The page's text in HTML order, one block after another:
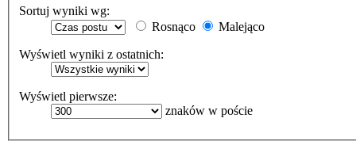
Sortuj wyniki wg:
Rosnąco
Malejąco
Wyświetl wyniki z ostatnich:
Wyświetl pierwsze:
znaków w poście